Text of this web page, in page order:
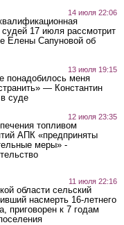
14 июля 22:06
судей 17 июля рассмотрит
Елены Сапуновой об
13 июля 19:15
понадобилось меня
— Константин
суде
12 июля 23:35
топливом
АПК «предприняты
меры» -
11 июля 22:16
области сельский
насмерть 16-летнего
приговорен к 7 годам